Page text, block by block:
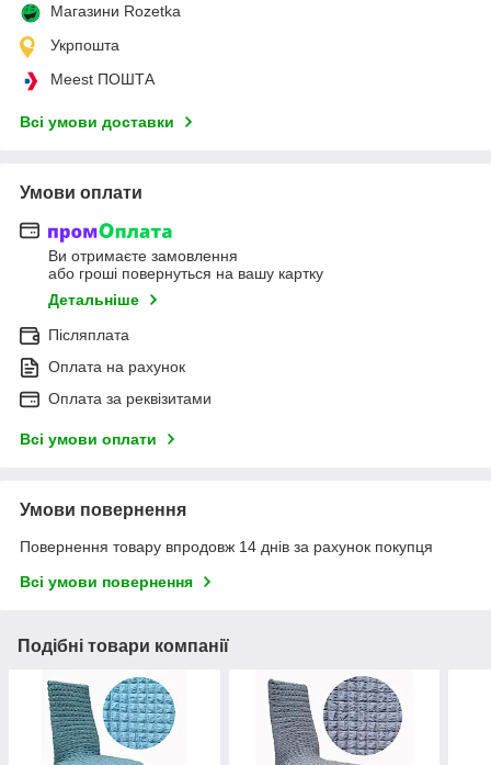
Магазини Rozetka
Укрпошта
Meest ПОШТА
Всі умови доставки
Умови оплати
Ви отримаєте замовлення
або гроші повернуться на вашу картку
Детальніше
Післяплата
Оплата на рахунок
Оплата за реквізитами
Всі умови оплати
Умови повернення
Повернення товару впродовж 14 днів за рахунок покупця
Всі умови повернення
Подібні товари компанії